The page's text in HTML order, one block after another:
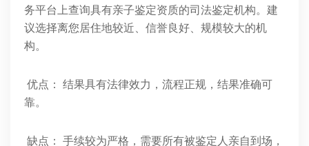
务平台上查询具有亲子鉴定资质的司法鉴定机构。建
议选择离您居住地较近、信誉良好、规模较大的机
构。
优点： 结果具有法律效力，流程正规，结果准确可
靠。
缺点： 手续较为严格，需要所有被鉴定人亲自到场，